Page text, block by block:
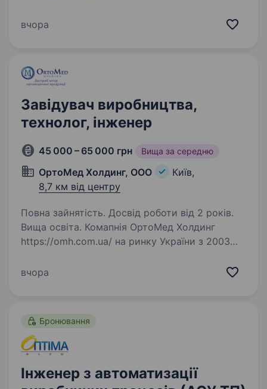
формуються з 1847 року. Компанія
вчора
Завідувач виробництва,
технолог, інженер
45 000 – 65 000 грн Вища за середню
ОртоМед Холдинг, ООО
Київ,
8,7 км від центру
Повна зайнятість. Досвід роботи від 2 років.
Вища освіта. Комапнія ОртоМед Холдинг
https://omh.com.ua/ на ринку України з 2003
ще маємо багато чого зробити. В звязку
вчора
Бронювання
Інженер з автоматизації